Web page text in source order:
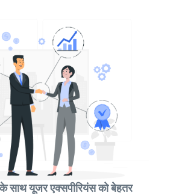
साथ यूजर एक्सपीरियंस को बेहतर